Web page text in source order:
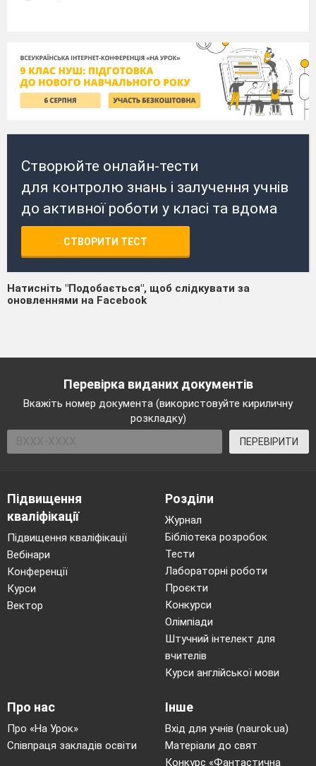
Створюйте онлайн-тести
для контролю знань і залучення учнів
до активної роботи у класі та вдома
СТВОРИТИ ТЕСТ
Натисніть "Подобається", щоб слідкувати за
оновленнями на Facebook
Перевірка виданих документів
Вкажіть номер документа (використовуйте кириличну
розкладку)
ПЕРЕВІРИТИ
Підвищення
кваліфікації
Підвищення кваліфікації
Вебінари
Конференції
Курси
Вектор
Розділи
Журнал
Бібліотека розробок
Тести
Лабораторні роботи
Проєкти
Конкурси
Олімпіади
Штучний інтелект для
вчителів
Курси англійської мови
Про нас
Про «На Урок»
Співпраця закладів освіти
Інше
Вхід для учнів (naurok.ua)
Матеріали до свят
Конкурс «Фантастична